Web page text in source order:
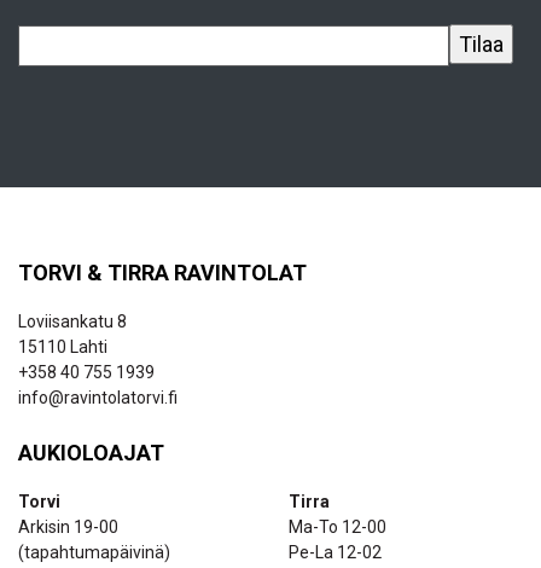
TORVI & TIRRA RAVINTOLAT
Loviisankatu 8
15110 Lahti
+358 40 755 1939
info@ravintolatorvi.fi
AUKIOLOAJAT
Torvi
Arkisin 19-00
(tapahtumapäivinä)
Tirra
Ma-To 12-00
Pe-La 12-02